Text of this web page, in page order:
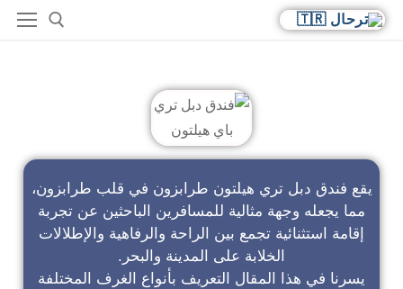
يقع فندق دبل تري هيلتون طرابزون في قلب طرابزون،
مما يجعله وجهة مثالية للمسافرين الباحثين عن تجربة
إقامة استثنائية تجمع بين الراحة والرفاهية والإطلالات
الخلابة على المدينة والبحر.
يسرنا في هذا المقال التعريف بأنواع الغرف المختلفة